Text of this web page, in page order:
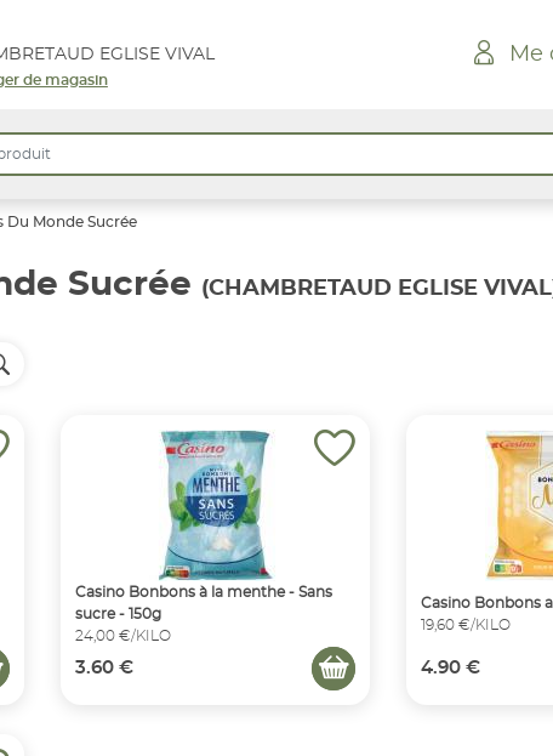
EGLISE VIVAL
de magasin
Me
Du Monde Sucrée
Sucrée (CHAMBRETAUD EGLISE
Casino Bonbons à la menthe - Sans
sucre - 150g
24,00 €/KILO
3.60 €
Casino Bonbons
19,60 €/KILO
4.90 €